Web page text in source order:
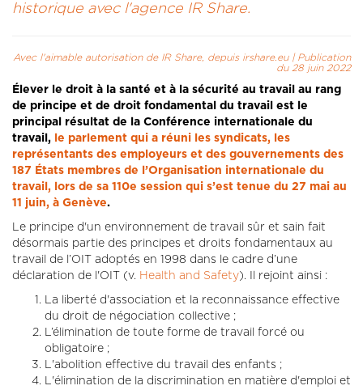
historique avec l'agence IR Share.
Avec l'aimable autorisation de IR Share, depuis irshare.eu | Publication
du 28 juin 2022
Élever le droit à la santé et à la sécurité au travail au rang
de principe et de droit fondamental du travail est le
principal résultat de la Conférence internationale du
travail, le parlement qui a réuni les syndicats, les
représentants des employeurs et des gouvernements des
187 États membres de l’Organisation internationale du
travail, lors de sa 110e session qui s’est tenue du 27 mai au
11 juin, à Genève.
Le principe d'un environnement de travail sûr et sain fait
désormais partie des principes et droits fondamentaux au
travail de l’OIT adoptés en 1998 dans le cadre d’une
déclaration de l'OIT (v. Health and Safety). Il rejoint ainsi :
La liberté d'association et la reconnaissance effective
du droit de négociation collective ;
L’élimination de toute forme de travail forcé ou
obligatoire ;
L'abolition effective du travail des enfants ;
L'élimination de la discrimination en matière d'emploi et